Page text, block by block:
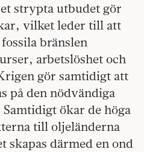
strypta utbudet gör
vilket leder till att
bränslen
arbetslöshet och
gör samtidigt att
på den nödvändiga
ökar de höga
till oljeländerna
skapas därmed en ond